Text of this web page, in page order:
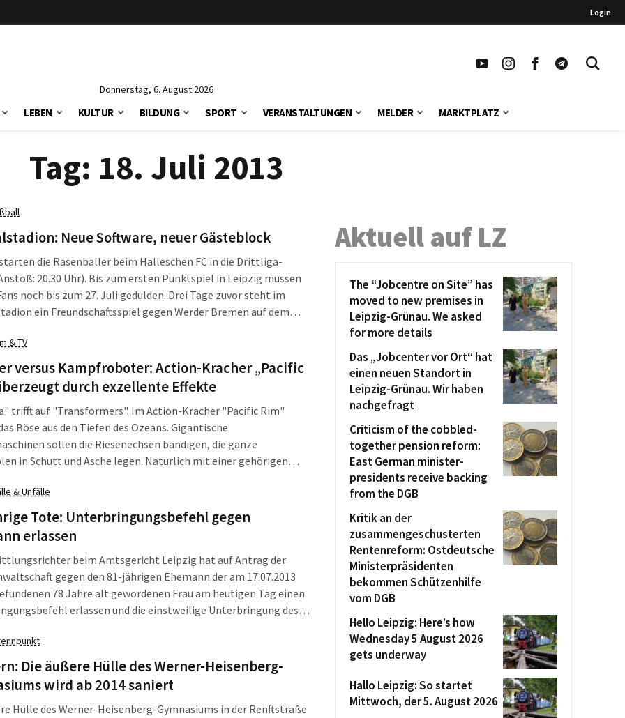
Login
Donnerstag, 6. August 2026
LEBEN KULTUR BILDUNG SPORT VERANSTALTUNGEN MELDER MARKTPLATZ
Tag: 18. Juli 2013
Neue Software, neuer Gästeblock
die Rasenballer beim Halleschen FC in die Drittliga-
20.30 Uhr). Bis zum ersten Punktspiel in Leipzig müssen
noch bis zum 27. Juli gedulden. Drei Tage zuvor steht im
ein Freundschaftsspiel gegen Werder Bremen auf dem
& TV
versus Kampfroboter: Action-Kracher „Pacific
durch exzellente Effekte
trifft auf "Transformers". Im Action-Kracher "Pacific Rim"
Böse aus den Tiefen des Ozeans. Gigantische
sollen die Riesenechsen bändigen, die ganze
in Schutt und Asche legen. Natürlich mit einer gehörigen
& Unfälle
Tote: Unterbringungsbefehl gegen
erlassen
beim Amtsgericht Leipzig hat auf Antrag der
gegen den 81-jährigen Ehemann der am 17.07.2013
78 Jahre alt gewordenen Frau am heutigen Tag einen
erlassen und die einstweilige Unterbringung des
Die äußere Hülle des Werner-Heisenberg-
wird ab 2014 saniert
Hülle des Werner-Heisenberg-Gymnasiums in der Renftstraße
Aktuell auf LZ
The “Jobcentre on Site” has
moved to new premises in
Leipzig-Grünau. We asked
for more details
Das „Jobcenter vor Ort“ hat
einen neuen Standort in
Leipzig-Grünau. Wir haben
nachgefragt
Criticism of the cobbled-
together pension reform:
East German minister-
presidents receive backing
from the DGB
Kritik an der
zusammengeschusterten
Rentenreform: Ostdeutsche
Ministerpräsidenten
bekommen Schützenhilfe
vom DGB
Hello Leipzig: Here’s how
Wednesday 5 August 2026
gets underway
Hallo Leipzig: So startet
Mittwoch, der 5. August 2026